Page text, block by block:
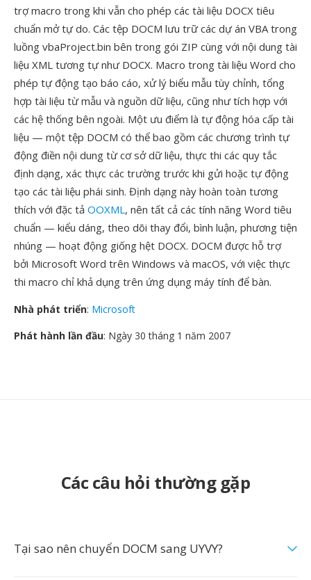
trợ macro trong khi vẫn cho phép các tài liệu DOCX tiêu
chuẩn mở tự do. Các tệp DOCM lưu trữ các dự án VBA trong
luồng vbaProject.bin bên trong gói ZIP cùng với nội dung tài
liệu XML tương tự như DOCX. Macro trong tài liệu Word cho
phép tự động tạo báo cáo, xử lý biểu mẫu tùy chỉnh, tổng
hợp tài liệu từ mẫu và nguồn dữ liệu, cũng như tích hợp với
các hệ thống bên ngoài. Một ưu điểm là tự động hóa cấp tài
liệu — một tệp DOCM có thể bao gồm các chương trình tự
động điền nội dung từ cơ sở dữ liệu, thực thi các quy tắc
định dạng, xác thực các trường trước khi gửi hoặc tự động
tạo các tài liệu phái sinh. Định dạng này hoàn toàn tương
thích với đặc tả OOXML, nên tất cả các tính năng Word tiêu
chuẩn — kiểu dáng, theo dõi thay đổi, bình luận, phương tiện
nhúng — hoạt động giống hệt DOCX. DOCM được hỗ trợ
bởi Microsoft Word trên Windows và macOS, với việc thực
thi macro chỉ khả dụng trên ứng dụng máy tính để bàn.
Nhà phát triển: Microsoft
Phát hành lần đầu: Ngày 30 tháng 1 năm 2007
Các câu hỏi thường gặp
Tại sao nên chuyển DOCM sang UYVY?